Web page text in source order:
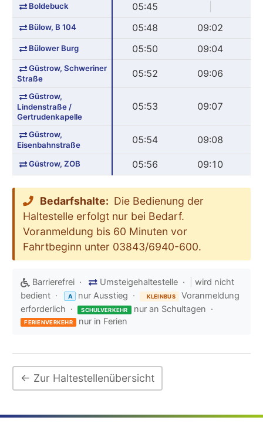
Boldebuck 05:45
Bülow, B 104 05:48 09:02
Bülower Burg 05:50 09:04
Güstrow, Schweriner
Straße
05:52 09:06
Güstrow,
Lindenstraße /
Gertrudenkapelle
05:53 09:07
Güstrow,
Eisenbahnstraße
05:54 09:08
Güstrow, ZOB 05:56 09:10
Bedarfshalte: Die Bedienung der
Haltestelle erfolgt nur bei Bedarf.
Voranmeldung bis 60 Minuten vor
Fahrtbeginn unter 03843/6940-600.
Barrierefrei · Umsteigehaltestelle ·
wird nicht
bedient ·
A nur Ausstieg · KLEINBUS
Voranmeldung
erforderlich · SCHULVERKEHR nur an Schultagen ·
FERIENVERKEHR nur in Ferien
← Zur Haltestellenübersicht